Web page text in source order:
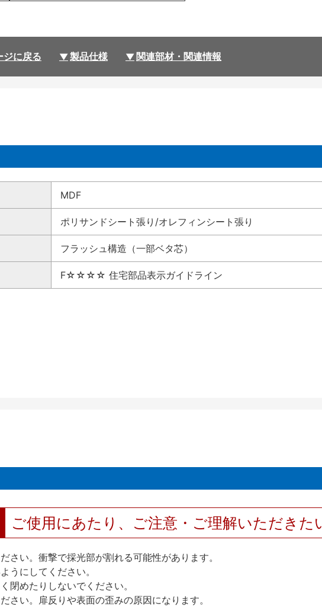
ジに戻る 製品仕様 関連部材・関連情報
MDF
ポリサンドシート張り/オレフィンシート張り
フラッシュ構造（一部ベタ芯）
F☆☆☆☆ 住宅部品表示ガイドライン
ご使用にあたり、ご注意・ご理解いただきた
い。衝撃で採光部が割れる可能性があります。
うにしてください。
閉めたりしないでください。
い。扉反りや表面の歪みの原因になります。